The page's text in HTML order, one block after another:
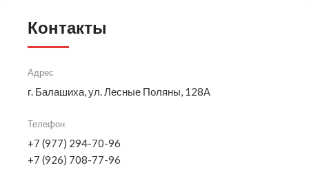
Контакты
Адрес
г. Балашиха, ул. Лесные Поляны, 128А
Телефон
+7 (977) 294-70-96
+7 (926) 708-77-96